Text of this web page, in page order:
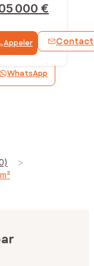
WhatsApp
000 €
Appeler
>